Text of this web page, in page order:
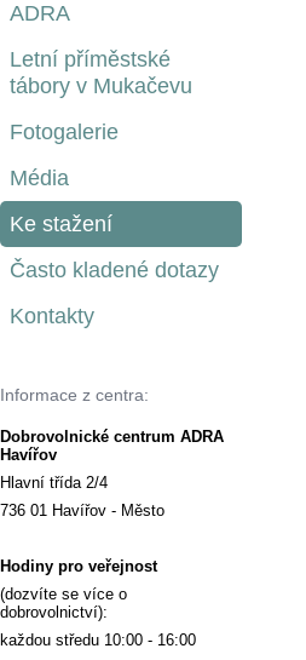
ADRA
Letní příměstské
tábory v Mukačevu
Fotogalerie
Média
Ke stažení
Často kladené dotazy
Kontakty
Informace z centra:
Dobrovolnické centrum ADRA
Havířov
Hlavní třída 2/4
736 01 Havířov - Město
Hodiny pro veřejnost
(dozvíte se více o
dobrovolnictví):
každou středu 10:00 - 16:00